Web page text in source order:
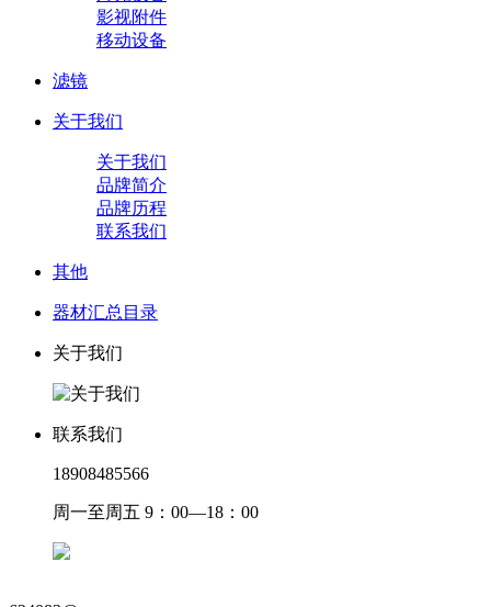
影视附件
移动设备
滤镜
关于我们
关于我们
品牌简介
品牌历程
联系我们
其他
器材汇总目录
关于我们
联系我们
18908485566
周一至周五 9：00—18：00